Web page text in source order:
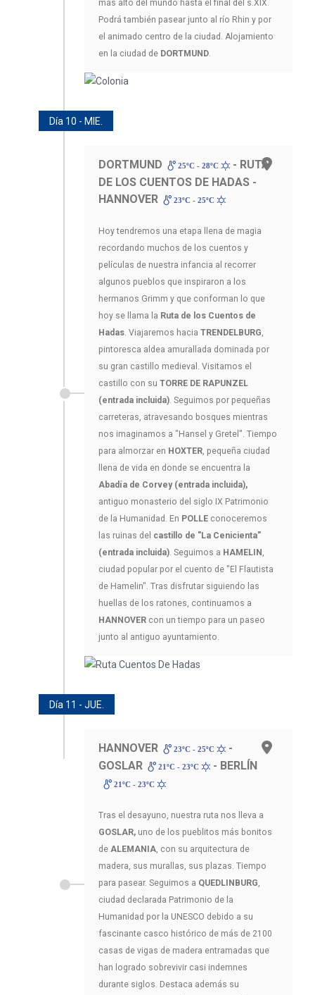
más alto del mundo hasta el final del s.XIX.
Podrá también pasear junto al río Rhin y por
el animado centro de la ciudad. Alojamiento
en la ciudad de DORTMUND.
Día 10 - MIE.
DORTMUND 25ºC - 28ºC
- RUTA
DE LOS CUENTOS DE HADAS -
HANNOVER
23ºC - 25ºC
Hoy tendremos una etapa llena de magia
recordando muchos de los cuentos y
películas de nuestra infancia al recorrer
algunos pueblos que inspiraron a los
hermanos Grimm y que conforman lo que
hoy se llama la Ruta de los Cuentos de
Hadas. Viajaremos hacia TRENDELBURG,
pintoresca aldea amurallada dominada por
su gran castillo medieval. Visitamos el
castillo con su TORRE DE RAPUNZEL
(entrada incluida). Seguimos por pequeñas
carreteras, atravesando bosques mientras
nos imaginamos a "Hansel y Gretel". Tiempo
para almorzar en HOXTER, pequeña ciudad
llena de vida en donde se encuentra la
Abadía de Corvey (entrada incluida),
antiguo monasterio del siglo IX Patrimonio
de la Humanidad. En POLLE conoceremos
las ruinas del castillo de "La Cenicienta"
(entrada incluida). Seguimos a HAMELIN ,
ciudad popular por el cuento de "El Flautista
de Hamelin". Tras disfrutar siguiendo las
huellas de los ratones, continuamos a
HANNOVER con un tiempo para un paseo
junto al antiguo ayuntamiento.
Día 11 - JUE.
HANNOVER 23ºC - 25ºC
-
GOSLAR
21ºC - 23ºC - BERLÍN
21ºC - 23ºC
Tras el desayuno, nuestra ruta nos lleva a
GOSLAR, uno de los pueblitos más bonitos
de ALEMANIA, con su arquitectura de
madera, sus murallas, sus plazas. Tiempo
para pasear. Seguimos a QUEDLINBURG,
ciudad declarada Patrimonio de la
Humanidad por la UNESCO debido a su
fascinante casco histórico de más de 2100
casas de vigas de madera entramadas que
han logrado sobrevivir casi indemnes
durante siglos. Destaca además su